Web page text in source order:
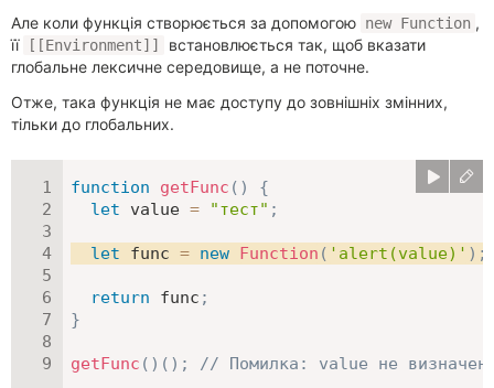
Але коли функція створюється за допомогою new Function ,
її
[[Environment]]
встановлюється так, щоб вказати
глобальне лексичне середовище, а не поточне.
Отже, така функція не має доступу до зовнішніх змінних,
тільки до глобальних.
function getFunc ( )
{
let value = "тест" ;
let func = new Function ( 'alert(value)' ) ;
return func ;
}
getFunc ( ) ( ) ; // Помилка: value не